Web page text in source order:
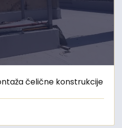
čelične konstrukcije